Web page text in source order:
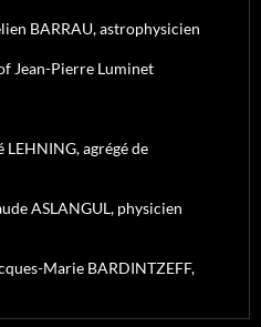
BARRAU, astrophysicien
Jean-Pierre Luminet
agrégé de
ASLANGUL, physicien
Marie BARDINTZEFF,